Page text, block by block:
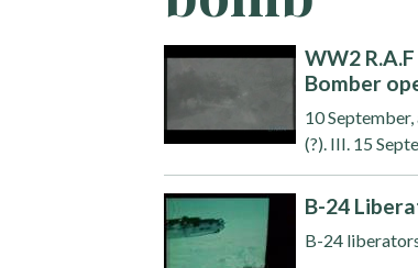
WW2
Bomber
10
(?). III. 15
B-24
B-24